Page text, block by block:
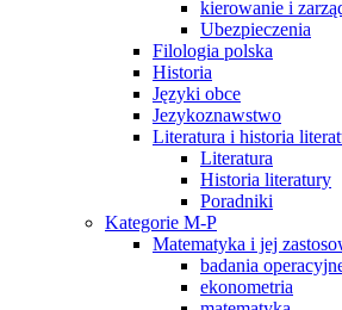
kierowanie i
Ubezpieczenia
Filologia polska
Historia
Języki obce
Jezykoznawstwo
Literatura i historia
Literatura
Historia literatury
Poradniki
Kategorie M-P
Matematyka i jej
badania
ekonometria